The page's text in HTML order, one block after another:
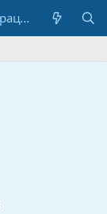
Регистрация